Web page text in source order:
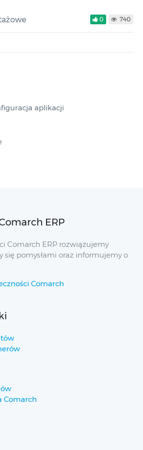
0 740
aplikacji
ERP
Comarch ERP rozwiązujemy
się pomysłami oraz informujemy o
Comarch
Comarch